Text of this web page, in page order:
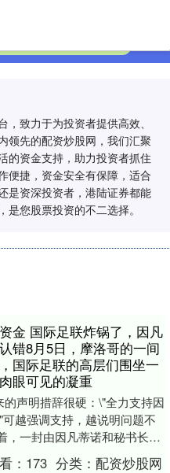
致力于为投资者提供高效、
领先的配资炒股网，我们汇聚
的资金支持，助力投资者抓住
便捷，资金安全有保障，适合
是资深投资者，港陆证券都能
您股票投资的不二选择。
金 国际足联炸锅了，因凡
错8月5日，摩洛哥的一间
国际足联的高层们围坐一
眼可见的凝重
的声明措辞很硬：\"全力支持因
可越强调支持，越说明问题不
，一封由因凡蒂诺和秘书长格
共同签署的信函流传出来——
： 173 分类：配资炒股网